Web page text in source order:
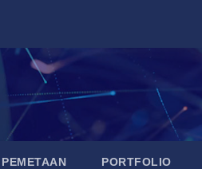
PORTFOLIO